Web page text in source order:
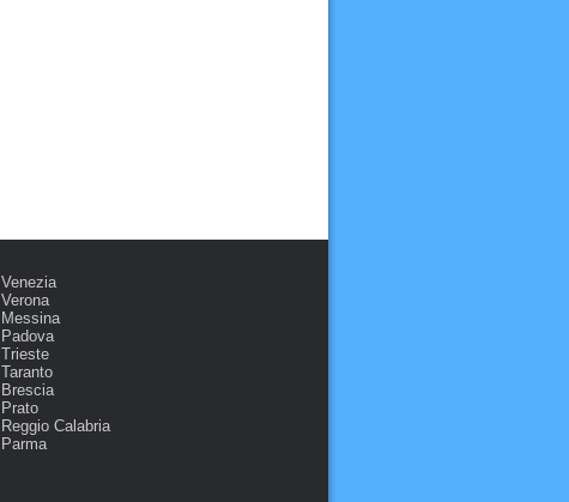
Venezia
Verona
Messina
Padova
Trieste
Taranto
Brescia
Prato
Reggio Calabria
Parma